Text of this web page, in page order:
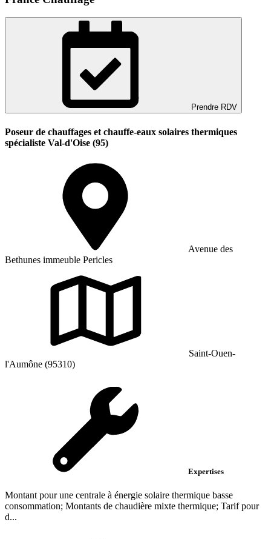
Prendre RDV
Poseur de chauffages et chauffe-eaux solaires thermiques
spécialiste Val-d'Oise (95)
Avenue des
Bethunes immeuble Pericles
Saint-Ouen-
l'Aumône (95310)
Expertises
Montant pour une centrale à énergie solaire thermique basse
consommation; Montants de chaudière mixte thermique; Tarif pour
d...